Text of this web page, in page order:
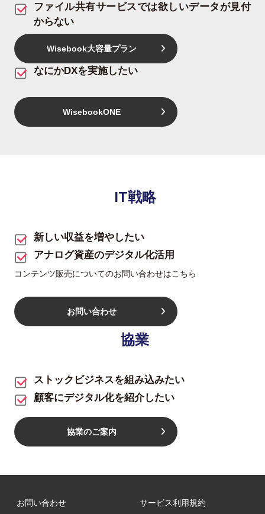
ファイル共有サービスでは欲しいデータが見付
からない
Wisebook大容量プラン
なにかDXを実施したい
WisebookONE
IT戦略
新しい収益を増やしたい
アナログ資産のデジタル化活用
コンテンツ販売についてのお問い合わせはこちら
お問い合わせ
協業
ストックビジネスを組み込みたい
顧客にデジタル化を紹介したい
協業のご案内
お問い合わせ サービス利用規約